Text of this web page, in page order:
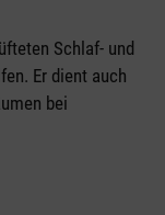
Schlaf- und
Er dient auch
bei